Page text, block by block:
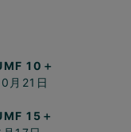
10＋
月21日
15＋